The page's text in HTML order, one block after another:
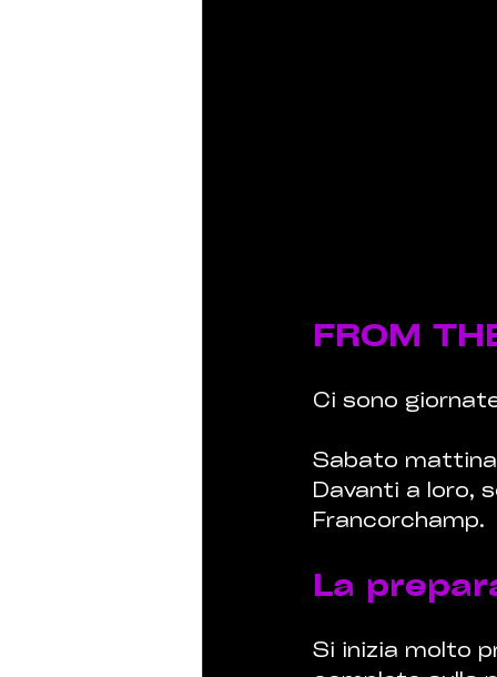
FROM
Ci sono
Sabato
Davanti a loro,
Francorchamp.
La
Si inizia molto